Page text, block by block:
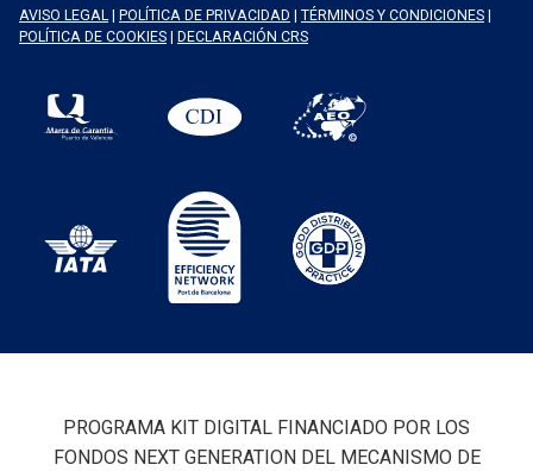
AVISO LEGAL | POLÍTICA DE PRIVACIDAD | TÉRMINOS Y CONDICIONES |
POLÍTICA DE COOKIES | DECLARACIÓN CRS
PROGRAMA KIT DIGITAL FINANCIADO POR LOS
FONDOS NEXT GENERATION DEL MECANISMO DE